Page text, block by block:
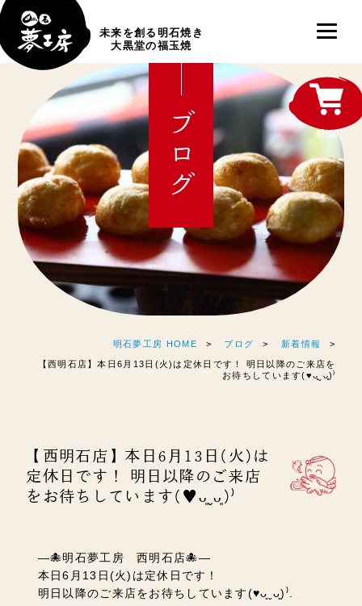
未来を創る明石焼き
大黒堂の福玉焼
ブログ
明石夢工房 HOME ブログ 新着情報
【西明石店】本日6月13日(火)は定休日です！ 明日以降のご来店を
お待ちしています(♥︎︎ᴗ͈ˬᴗ͈)⁾
【西明石店】本日6月13日(火)は
定休日です！ 明日以降のご来店
をお待ちしています(♥︎︎ᴗ͈ˬᴗ͈)⁾
—🐙明石夢工房 西明石店🐙—
本日6月13日(火)は定休日です！
明日以降のご来店をお待ちしています(♥︎︎ᴗ͈ˬᴗ͈)⁾.
shop